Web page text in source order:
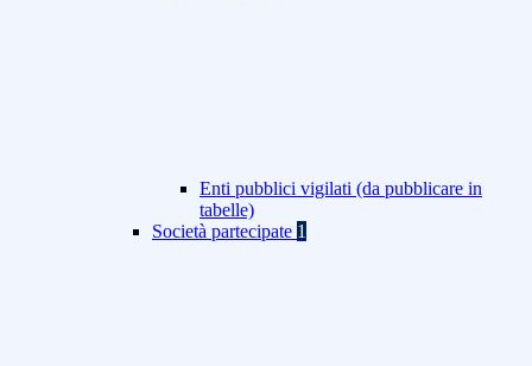
Enti pubblici vigilati (da pubblicare in
tabelle)
Società partecipate 1